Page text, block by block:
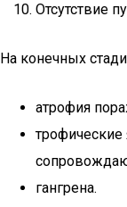
Отсутствие
На конечных
атрофия
гангрена.